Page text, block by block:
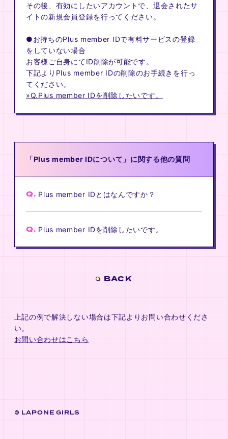
その後、有効にしたいアカウントで、退会されたサ
イトの新規会員登録を行ってください。
●お持ちのPlus member IDで有料サービスの登録
をしていない場合
お客様ご自身にてID削除が可能です。
下記よりPlus member IDの削除のお手続きを行っ
てください。
»Q.Plus member IDを削除したいです。
「Plus member IDについて」に関する他の質問
Q. Plus member IDとはなんですか？
Q. Plus member IDを削除したいです。
BACK
上記の例で解決しない場合は下記よりお問い合わせくださ
い。
お問い合わせはこちら
© LAPONE GIRLS